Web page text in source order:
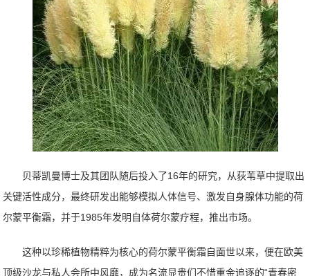
贝蒂凯曼博士及其团队随后投入了16年的研究，从荻苇草中提取出
关键活性成分，最终研发出能够模拟人体信号、激发自身腺体功能的荷
尔蒙平衡霜，并于1985年发明自体荷尔蒙疗程，推出市场。
这种以珍稀植物精粹为核心的荷尔蒙平衡霜自面世以来，便在欧美
顶级沙龙与私人会所中风靡，成为名流显贵们不惜重金追逐的“青春密